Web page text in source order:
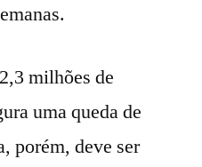
milhões de
uma queda de
porém, deve ser